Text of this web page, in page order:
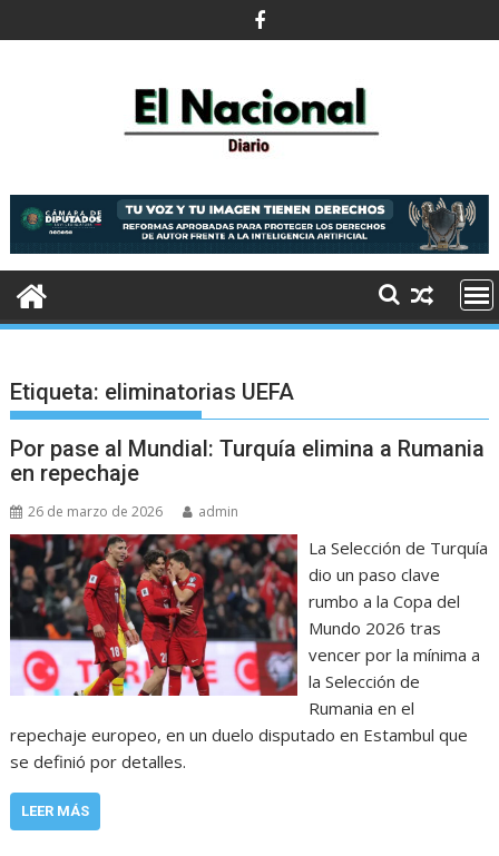
al
Etiqueta: eliminatorias UEFA
Por pase al Mundial: Turquía elimina a Rumania
en repechaje
26 de marzo de 2026 admin
La Selección de Turquía
dio un paso clave
rumbo a la Copa del
Mundo 2026 tras
vencer por la mínima a
la Selección de
Rumania en el
repechaje europeo, en un duelo disputado en Estambul que
se definió por detalles.
LEER MÁS